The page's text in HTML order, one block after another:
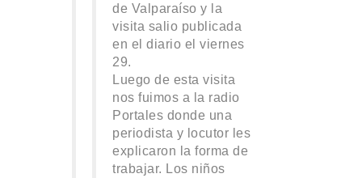
de Valparaíso y la
visita salio publicada
en el diario el viernes
29.
Luego de esta visita
nos fuimos a la radio
Portales donde una
periodista y locutor les
explicaron la forma de
trabajar. Los niños